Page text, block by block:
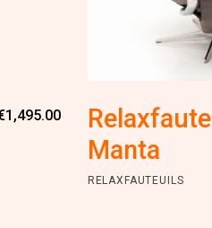
Oorspronkelijke
prijs
€2,895.00.
1,495.00Huidige
prijs
€1,495.00.
Manta
RELAXFAUTEUILS